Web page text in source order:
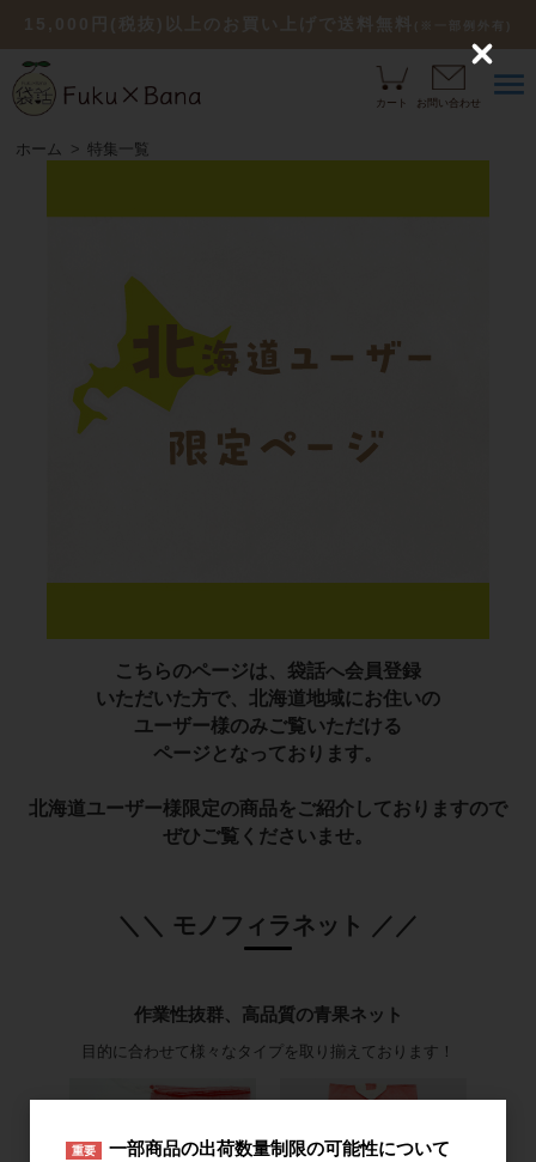
カート お問い合わせ
ホーム 特集一覧
こちらのページは、袋話へ会員登録
いただいた方で、北海道地域にお住いの
ユーザー様のみご覧いただける
ページとなっております。
北海道ユーザー様限定の商品をご紹介しておりますので
ぜひご覧くださいませ。
＼＼ モノフィラネット ／／
作業性抜群、高品質の青果ネット
目的に合わせて様々なタイプを取り揃えております！
重要 一部商品の出荷数量制限の可能性について
C